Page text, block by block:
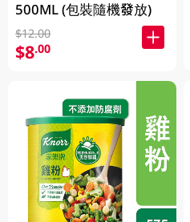
500ML (包裝隨機發放)
$12.00
$8.00